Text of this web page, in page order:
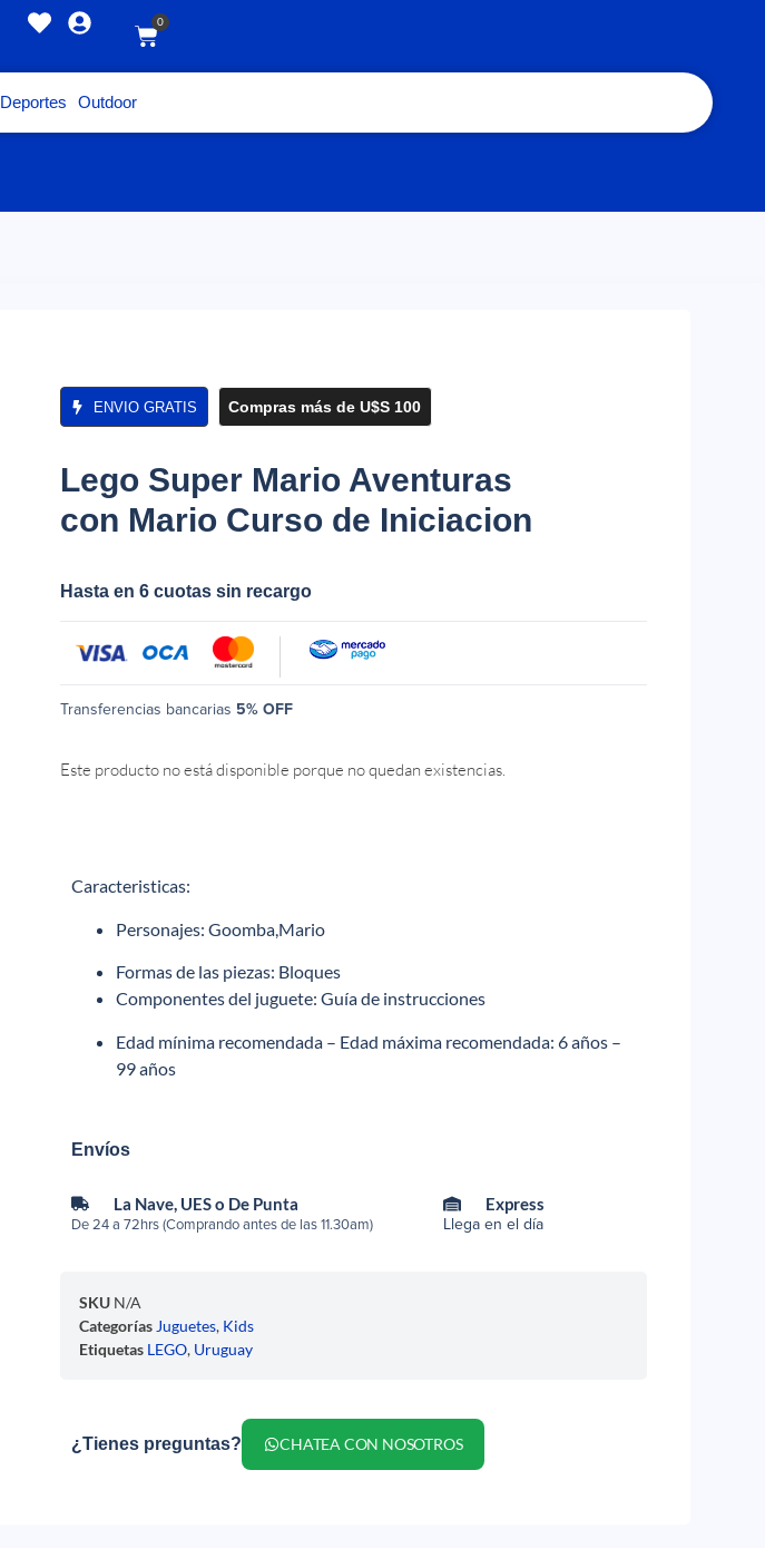
0
Deportes Outdoor
ENVIO GRATIS Compras más de U$S 100
Lego Super Mario Aventuras
con Mario Curso de Iniciacion
Hasta en 6 cuotas sin recargo
Transferencias bancarias 5% OFF
Este producto no está disponible porque no quedan existencias.
Caracteristicas:
Personajes: Goomba,Mario
Formas de las piezas: Bloques
Componentes del juguete: Guía de instrucciones
Edad mínima recomendada – Edad máxima recomendada: 6 años –
99 años
Envíos
La Nave, UES o De Punta
De 24 a 72hrs (Comprando antes de las 11.30am)
Express
Llega en el día
SKU N/A
Categorías Juguetes, Kids
Etiquetas LEGO, Uruguay
¿Tienes preguntas? CHATEA CON NOSOTROS